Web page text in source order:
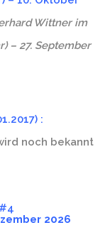
Wittner im
September
:
noch bekannt
2026